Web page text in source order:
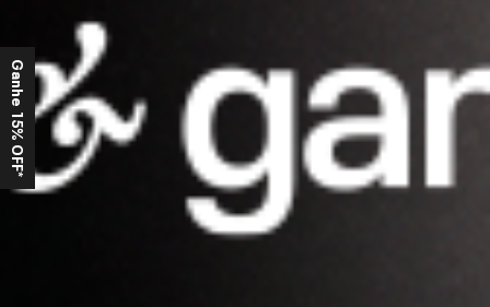
Ganhe 15% OFF*